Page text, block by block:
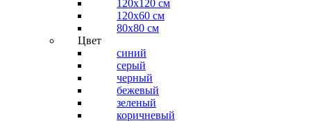
120x120 см
120x60 см
80x80 см
Цвет
синий
серый
черный
бежевый
зеленый
коричневый